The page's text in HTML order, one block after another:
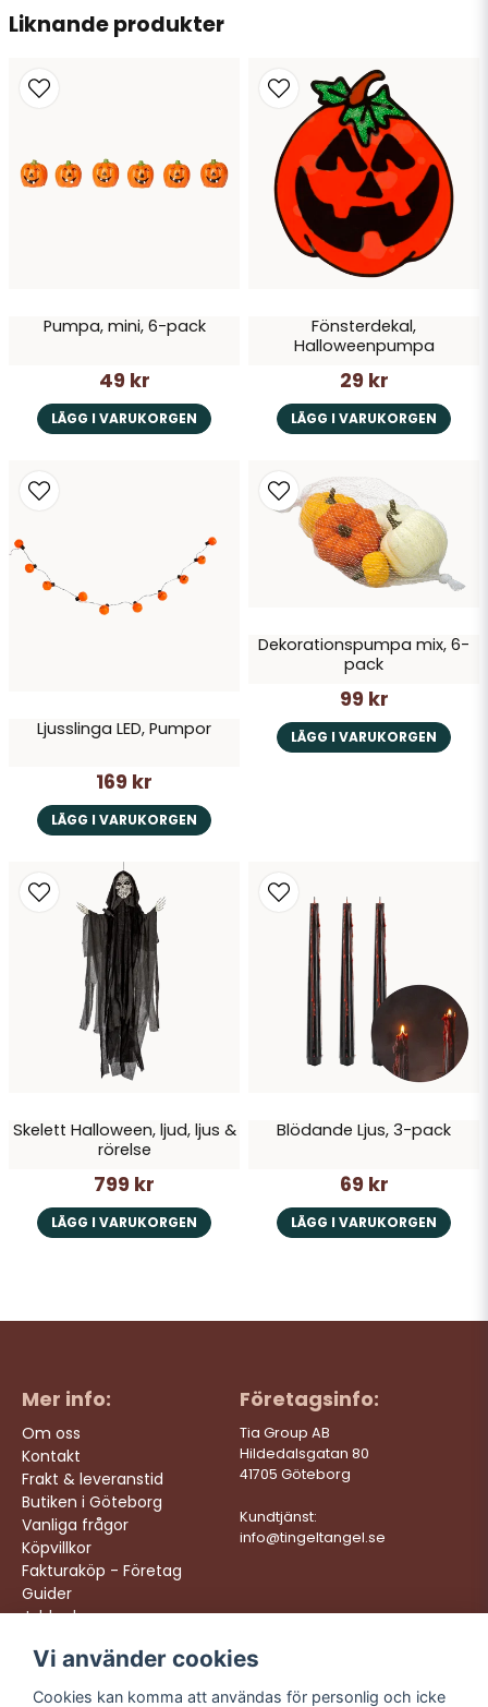
Ja, ni får publicera min fråga
Liknande produkter
Pumpa, mini, 6-pack
49 kr
LÄGG I VARUKORGEN
Fönsterdekal,
Halloweenpumpa
29 kr
LÄGG I VARUKORGEN
Ljusslinga LED, Pumpor
169 kr
LÄGG I VARUKORGEN
Dekorationspumpa mix, 6-
pack
99 kr
LÄGG I VARUKORGEN
Skelett Halloween, ljud, ljus &
rörelse
799 kr
LÄGG I VARUKORGEN
Blödande Ljus, 3-pack
69 kr
LÄGG I VARUKORGEN
Mer info:
Om oss
Kontakt
Frakt & leveranstid
Butiken i Göteborg
Vanliga frågor
Köpvillkor
Fakturaköp - Företag
Guider
Jobba hos oss
Företagsinfo:
Tia Group AB
Hildedalsgatan 80
41705 Göteborg
Kundtjänst:
info@tingeltangel.se
Följ oss:
Instagram
Vi levererar:
Snabba leveranser
Vi använder cookies
Cookies kan komma att användas för personlig och icke